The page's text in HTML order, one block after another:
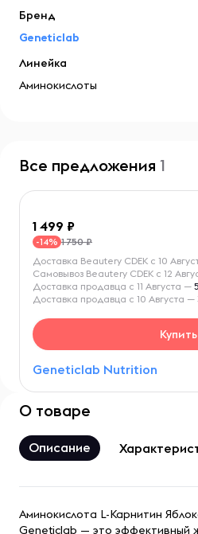
Бренд
Geneticlab
Линейка
Аминокислоты
Все предложения 1
1 499
-14% 1 750 ₽
Geneticlab Nutrition
Доставка Beautery CDEK с 10
Самовывоз Beautery CDEK с 12
Доставка продавца с 11 Августа —
Доставка продавца с 10 Августа —
Купить
О товаре
Описание
Аминокислота L-Карнитин
Geneticlab — это эффективный